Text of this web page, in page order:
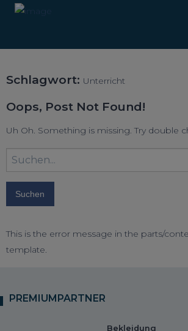
Schlagwort: Unterricht
Oops, Post Not Found!
Uh Oh. Something is missing. Try double
Suchbegriff
eingeben:
This is the error message in the parts/
template.
PREMIUMPARTNER
Bekleidung